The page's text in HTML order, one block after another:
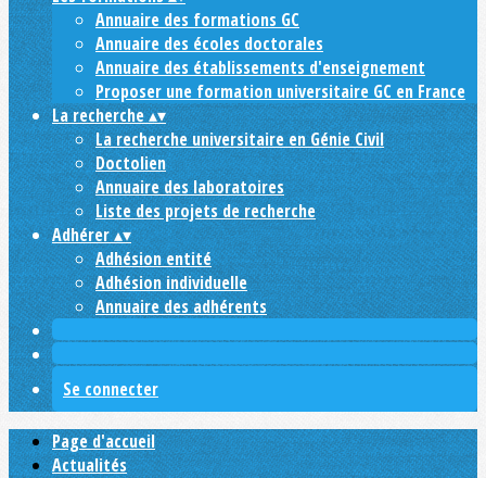
Annuaire des formations GC
Annuaire des écoles doctorales
Annuaire des établissements d'enseignement
Proposer une formation universitaire GC en France
La recherche▴▾
La recherche universitaire en Génie Civil
Doctolien
Annuaire des laboratoires
Liste des projets de recherche
Adhérer▴▾
Adhésion entité
Adhésion individuelle
Annuaire des adhérents
Se connecter
Page d'accueil
Actualités